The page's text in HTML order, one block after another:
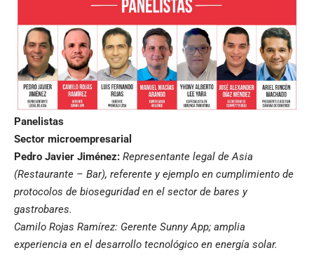
Panelistas
Sector microempresarial
Pedro Javier Jiménez: Representante legal de Asia
(Restaurante – Bar), referente y ejemplo en cumplimiento de
protocolos de bioseguridad en el sector de bares y
gastrobares.
Camilo Rojas Ramírez: Gerente Sunny App; amplia
experiencia en el desarrollo tecnológico en energía solar.